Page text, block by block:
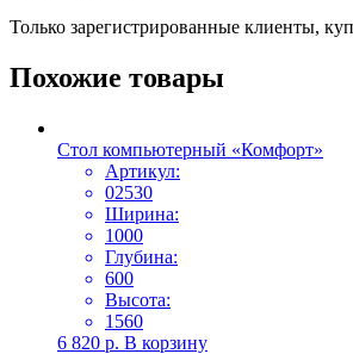
Только зарегистрированные клиенты,
Похожие товары
Стол компьютерный «Комфорт»
Артикул:
02530
Ширина:
1000
Глубина:
600
Высота:
1560
6 820 р. В корзину